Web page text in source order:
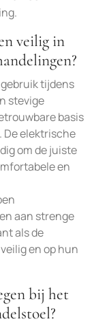
veilig in
tijdens
stevige
basis
De elektrische
om de juiste
en
aan strenge
als de
en op hun
bij het